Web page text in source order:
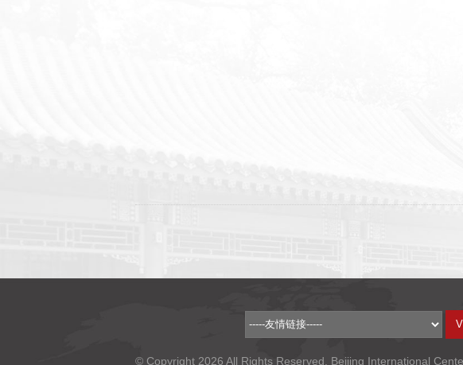
© Copyright 2026 All Rights Reserved. Beijing International